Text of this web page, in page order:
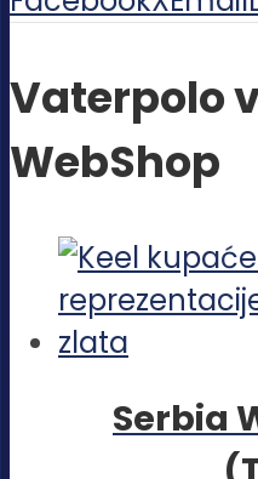
Vaterpolo
WebShop
Serbia